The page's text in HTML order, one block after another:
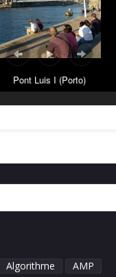
Pont Luis I (Porto)
Algorithme
AMP